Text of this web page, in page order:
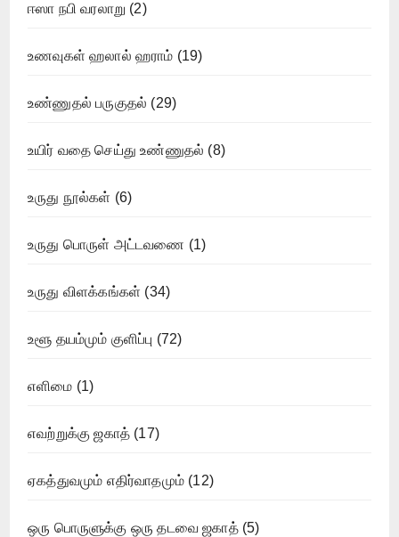
ஈஸா நபி வரலாறு (2)
உணவுகள் ஹலால் ஹராம் (19)
உண்ணுதல் பருகுதல் (29)
உயிர் வதை செய்து உண்ணுதல் (8)
உருது நூல்கள் (6)
உருது பொருள் அட்டவணை (1)
உருது விளக்கங்கள் (34)
உளூ தயம்மும் குளிப்பு (72)
எளிமை (1)
எவற்றுக்கு ஜகாத் (17)
ஏகத்துவமும் எதிர்வாதமும் (12)
ஒரு பொருளுக்கு ஒரு தடவை ஜகாத்(5)